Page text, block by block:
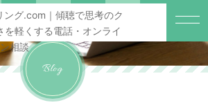
Blog